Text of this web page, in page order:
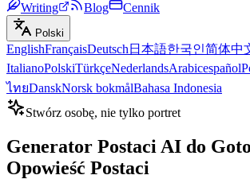
Writing
Blog Cennik
Polski
EnglishFrançaisDeutsch 日本語한국인简体中
ItalianoPolskiTürkçeNederlandsArabicespañol
ไทยDanskNorsk bokmålBahasa Indonesia
Stwórz osobę, nie tylko portret
Generator Postaci AI do
Opowieść Postaci